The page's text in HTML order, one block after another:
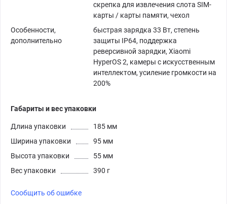
скрепка для извлечения слота SIM-
карты / карты памяти, чехол
Особенности,
дополнительно
быстрая зарядка 33 Вт, степень
защиты IP64, поддержка
реверсивной зарядки, Xiaomi
HyperOS 2, камеры с искусственным
интеллектом, усиление громкости на
200%
Габариты и вес упаковки
Длина упаковки
185 мм
Ширина упаковки
95 мм
Высота упаковки
55 мм
Вес упаковки
390 г
Сообщить об ошибке